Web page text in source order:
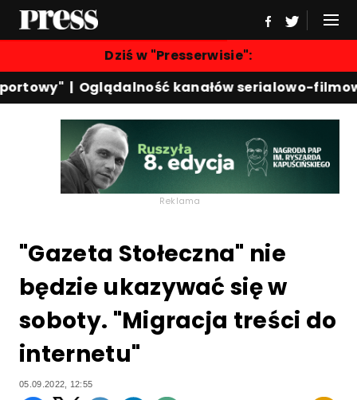
Dziś w "Presserwisie":
|Oglądalność kanałów serialowo-
Reklama
"Gazeta Stołeczna" nie
będzie ukazywać się w
soboty. "Migracja treści do
internetu"
05.09.2022, 12:55